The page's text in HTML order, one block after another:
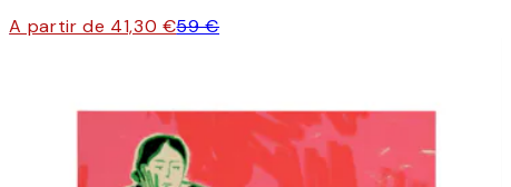
A partir de 41,30 €59 €